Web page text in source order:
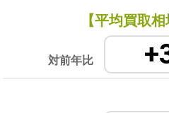
【平均買取
対前年比